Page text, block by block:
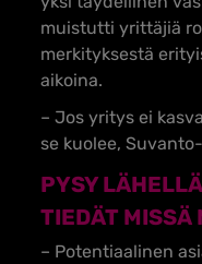
muistutti yrittäjiä
merkityksestä
aikoina.
– Jos yritys ei
se kuolee,
PYSY
TIEDÄT MISSÄ
– Potentiaalinen